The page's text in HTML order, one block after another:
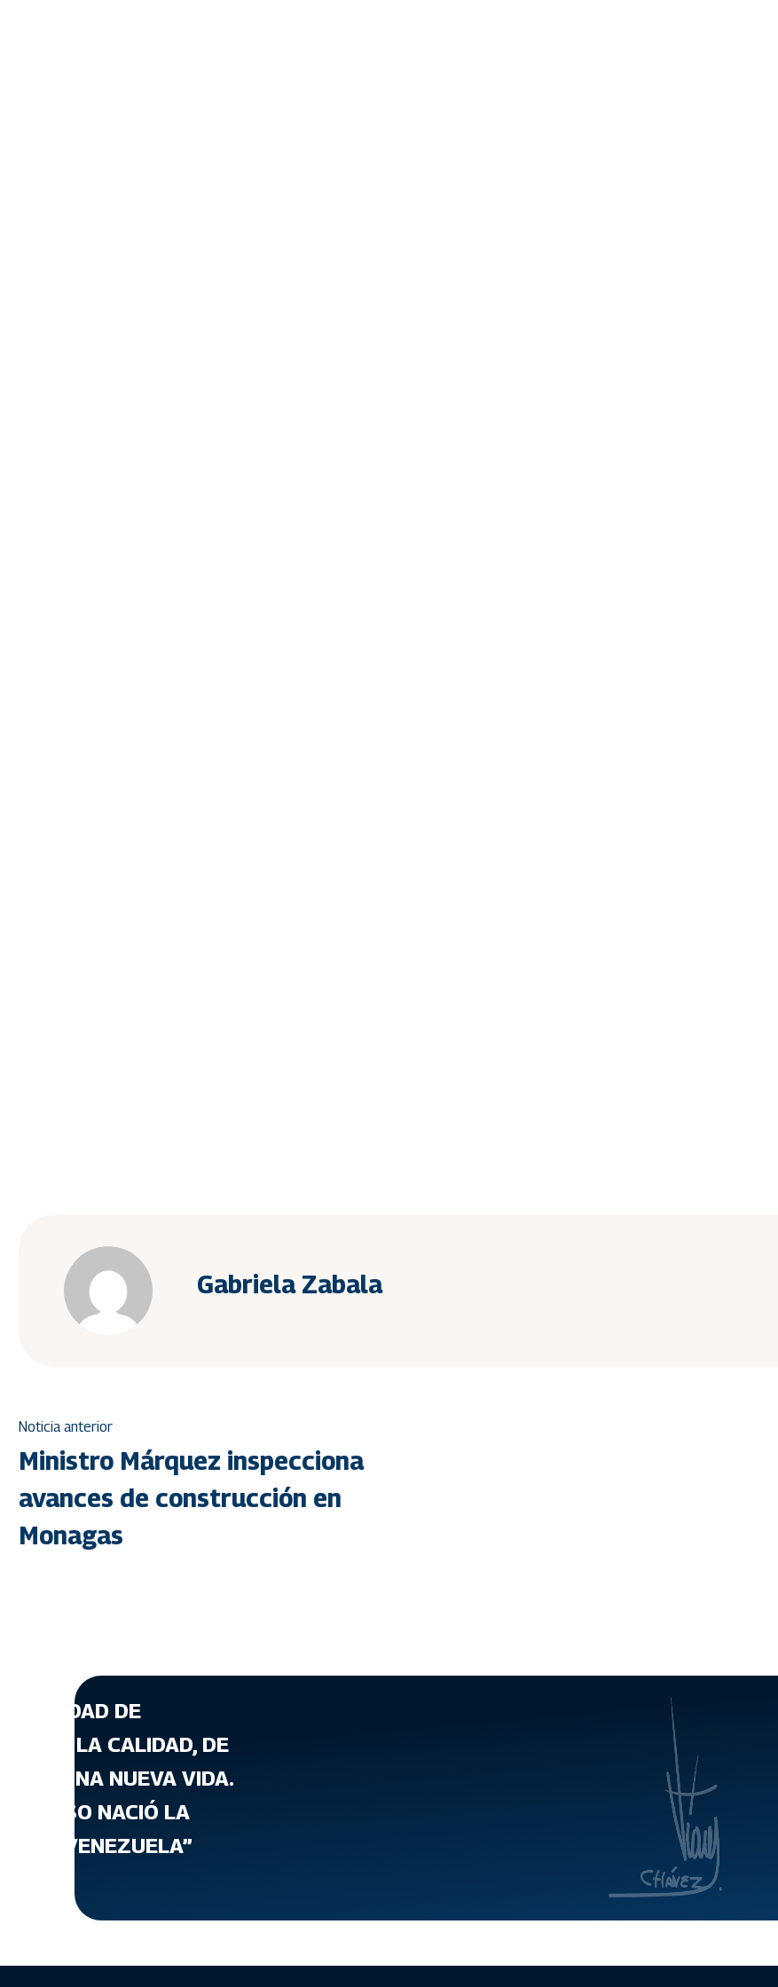
Gabriela Zabala
Noticia anterior
Ministro Márquez inspecciona
avances de construcción en
Monagas
DE
DE LA CALIDAD, DE
DE UNA NUEVA VIDA.
ESO NACIÓ LA
VENEZUELA”